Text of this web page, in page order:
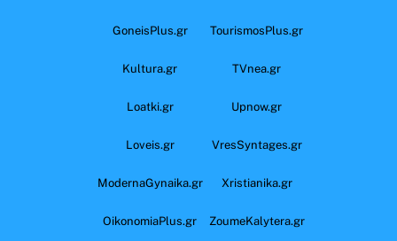
GoneisPlus.gr TourismosPlus.gr
Kultura.gr TVnea.gr
Loatki.gr Upnow.gr
Loveis.gr VresSyntages.gr
ModernaGynaika.gr Xristianika.gr
OikonomiaPlus.gr ZoumeKalytera.gr